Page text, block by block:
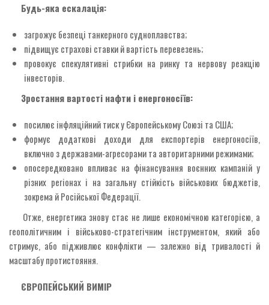
Будь-яка ескалація:
загрожує безпеці танкерного судноплавства;
підвищує страхові ставки й вартість перевезень;
провокує спекулятивні стрибки на ринку та нервову реакцію
інвесторів.
Зростання вартості нафти і енергоносіїв:
посилює інфляційний тиск у Європейському Союзі та США;
формує додаткові доходи для експортерів енергоносіїв,
включно з державами-агресорами та авторитарними режимами;
опосередковано впливає на фінансування воєнних кампаній у
різних регіонах і на загальну стійкість військових бюджетів,
зокрема й Російської Федерації.
Отже, енергетика знову стає не лише економічною категорією, а
геополітичним і військово-стратегічним інструментом, який або
стримує, або підживлює конфлікти — залежно від тривалості й
масштабу протистояння.
ЄВРОПЕЙСЬКИЙ ВИМІР